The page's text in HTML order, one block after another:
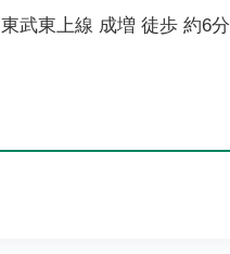
東武東上線 成増 徒歩 約6分